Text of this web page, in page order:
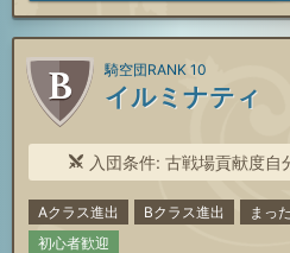
イルミナティ
騎空団RANK 10
入団条件: 古戦場貢献度
Aクラス進出 Bクラス進出 まっ
初心者歓迎